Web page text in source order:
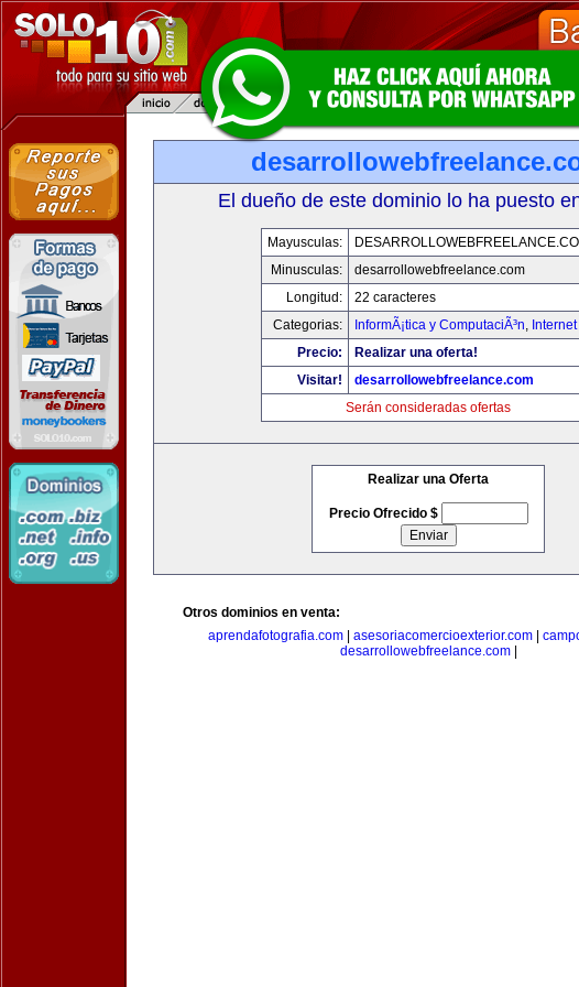
El dueño de este dominio lo ha puesto
Mayusculas:
Minusculas:
desarrollowebfreelance.com
Longitud:
22 caracteres
Categorias:
InformÃ¡tica y ComputaciÃ³n, Internet
Precio:
Realizar una oferta!
Visitar!
desarrollowebfreelance.com
Serán consideradas ofertas
Realizar una Oferta
Precio Ofrecido $
Otros dominios en venta:
aprendafotografia.com
asesoriacomercioexterior.com
desarrollowebfreelance.com|